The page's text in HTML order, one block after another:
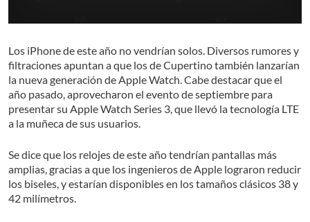
Los iPhone de este año no vendrían solos. Diversos rumores y
filtraciones apuntan a que los de Cupertino también lanzarían
la nueva generación de Apple Watch. Cabe destacar que el
año pasado, aprovecharon el evento de septiembre para
presentar su Apple Watch Series 3, que llevó la tecnología LTE
a la muñeca de sus usuarios.
Se dice que los relojes de este año tendrían pantallas más
amplias, gracias a que los ingenieros de Apple lograron reducir
los biseles, y estarían disponibles en los tamaños clásicos 38 y
42 milímetros.